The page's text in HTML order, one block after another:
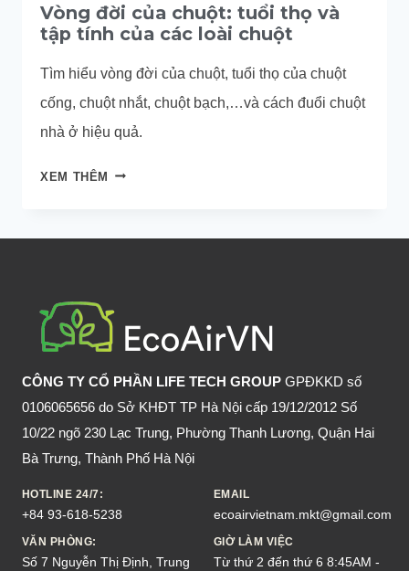
Vòng đời của chuột: tuổi thọ và
tập tính của các loài chuột
Tìm hiểu vòng đời của chuột, tuổi thọ của chuột
cống, chuột nhắt, chuột bạch,…và cách đuổi chuột
nhà ở hiệu quả.
XEM THÊM VÒNG
CHUỘT:
VÀ
TẬP
TÍNH
CỦA
CÁC
CÔNG TY CỔ PHẦN LIFE TECH GROUP GPĐKKD số
0106065656 do Sở KHĐT TP Hà Nội cấp 19/12/2012 Số
10/22 ngõ 230 Lạc Trung, Phường Thanh Lương, Quận Hai
Bà Trưng, Thành Phố Hà Nội
HOTLINE 24/7:
+84 93-618-5238
EMAIL
ecoairvietnam.mkt@gmail.com
VĂN PHÒNG:
Số 7 Nguyễn Thị Định, Trung
GIỜ LÀM VIỆC
Từ thứ 2 đến thứ 6 8:45AM -